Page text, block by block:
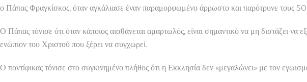
ο Πάπας Φραγκίσκος, όταν αγκάλιασε έναν παραμορφωμένο άρρωστο και παρότρυνε τους
Ο Πάπας τόνισε ότι όταν κάποιος αισθάνεται αμαρτωλός, είναι σημαντικό να μη διστάζει
ενώπιον του Χριστού που ξέρει να συγχωρεί.
Ο ποντίφικας τόνισε στο συγκινημένο πλήθος ότι η Εκκλησία δεν «μεγαλώνει» με τον